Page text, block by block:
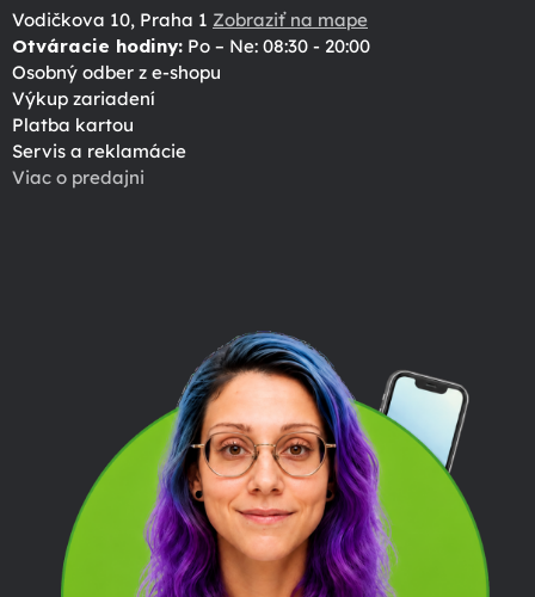
Vodičkova 10, Praha 1 Zobraziť na mape
Otváracie hodiny: Po – Ne: 08:30 - 20:00
Osobný odber z e-shopu
Výkup zariadení
Platba kartou
Servis a reklamácie
Viac o predajni